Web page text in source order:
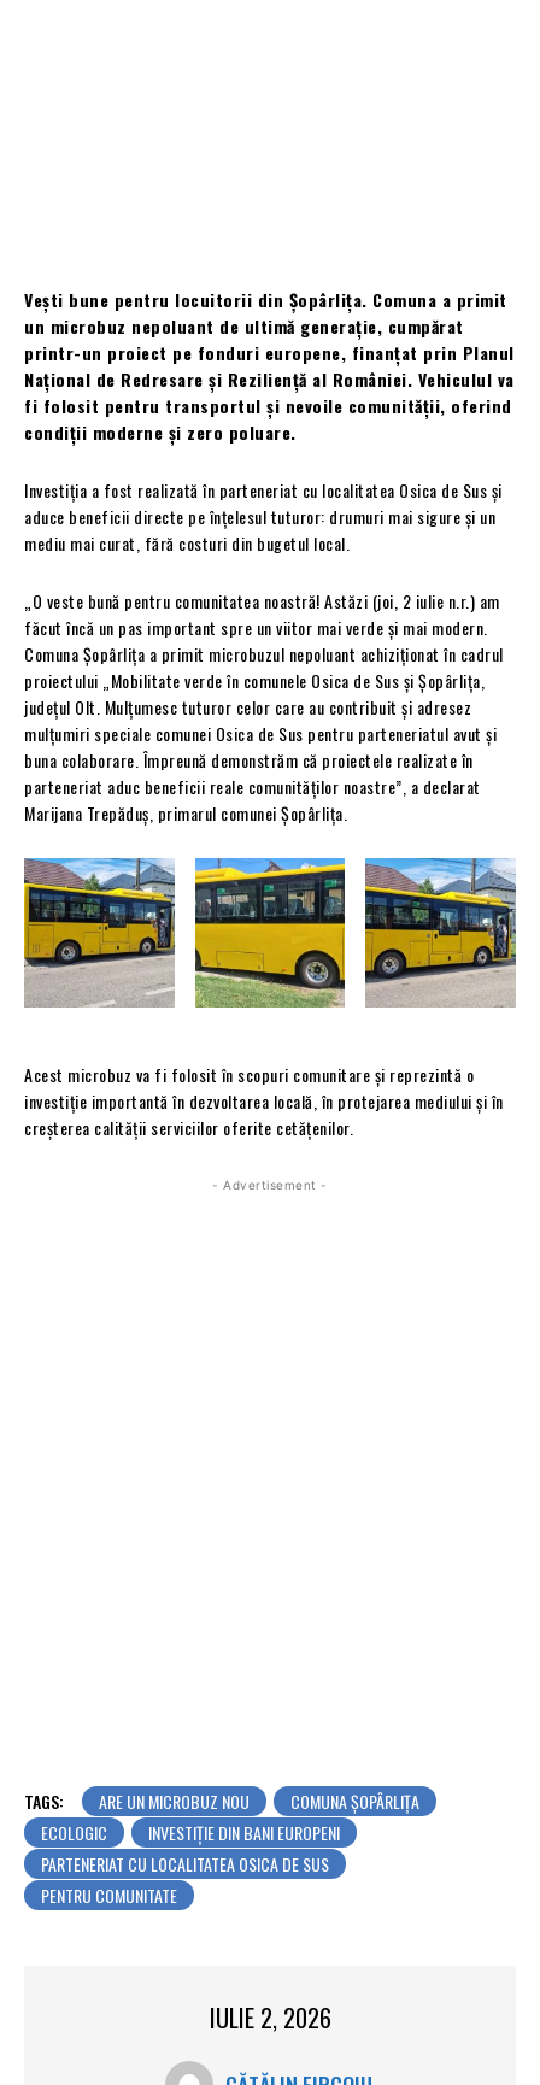
Vești bune pentru locuitorii din Șopârlița. Comuna a primit
un microbuz nepoluant de ultimă generație, cumpărat
printr-un proiect pe fonduri europene, finanțat prin Planul
Național de Redresare și Reziliență al României. Vehiculul va
fi folosit pentru transportul și nevoile comunității, oferind
condiții moderne și zero poluare.
Investiția a fost realizată în parteneriat cu localitatea Osica de Sus și
aduce beneficii directe pe înțelesul tuturor: drumuri mai sigure și un
mediu mai curat, fără costuri din bugetul local.
„O veste bună pentru comunitatea noastră! Astăzi (joi, 2 iulie n.r.) am
făcut încă un pas important spre un viitor mai verde și mai modern.
Comuna Șopârlița a primit microbuzul nepoluant achiziționat în cadrul
proiectului „Mobilitate verde în comunele Osica de Sus și Șopârlița,
județul Olt. Mulțumesc tuturor celor care au contribuit și adresez
mulțumiri speciale comunei Osica de Sus pentru parteneriatul avut și
buna colaborare. Împreună demonstrăm că proiectele realizate în
parteneriat aduc beneficii reale comunităților noastre”, a declarat
Marijana Trepăduș, primarul comunei Șopârlița.
Acest microbuz va fi folosit în scopuri comunitare și reprezintă o
investiție importantă în dezvoltarea locală, în protejarea mediului și în
creșterea calității serviciilor oferite cetățenilor.
- Advertisement -
TAGS: ARE UN MICROBUZ NOU
COMUNA ȘOPÂRLIȚA
ECOLOGIC
INVESTIȚIE DIN BANI EUROPENI
PARTENERIAT CU LOCALITATEA OSICA DE SUS
PENTRU COMUNITATE
IULIE 2, 2026